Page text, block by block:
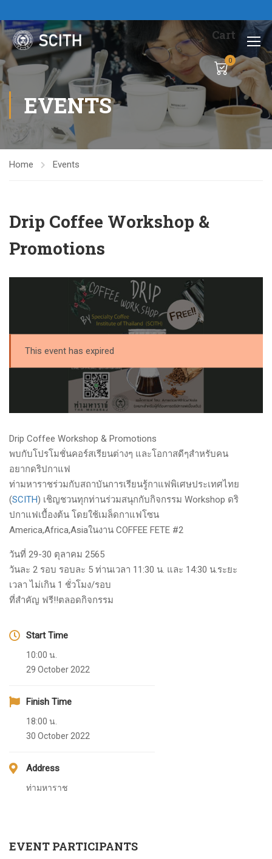
Cart
0
EVENTS
Home Events
Drip Coffee Workshop &
Promotions
This event has expired
Drip Coffee Workshop & Promotions
พบกับโปรโมชั่นคอร์สเรียนต่างๆ และโอกาสดีๆสำหรับคน
อยากดริปกาแฟ
ท่ามหาราชร่วมกับสถาบันการเรียนรู้กาแฟพิเศษประเทศไทย
(SCITH) เชิญชวนทุกท่านร่วมสนุกกับกิจกรรม Workshop ดริ
ปกาแฟเบื้องต้น โดยใช้เมล็ดกาแฟโซน
America,Africa,Asiaในงาน COFFEE FETE #2
วันที่ 29-30 ตุลาคม 2565
วันละ 2 รอบ รอบละ 5 ท่านเวลา 11:30 น. และ 14:30 น.ระยะ
เวลา ไม่เกิน 1 ชั่วโมง/รอบ
ที่สำคัญ ฟรี!!ตลอดกิจกรรม
Start Time
10:00 น.
29 October 2022
Finish Time
18:00 น.
30 October 2022
Address
ท่ามหาราช
EVENT PARTICIPANTS